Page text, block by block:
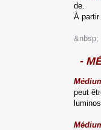
de.
À partir
&nbsp;
-
peut